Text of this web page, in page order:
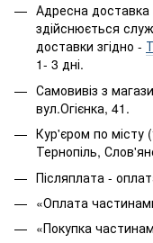
Адресна доставка
здійснюється
доставки згідно -
1- 3 дні.
Самовивіз з
вул.Огієнка, 41.
Кур'єром по місту
Тернопіль,
Післяплата -
«Оплата
«Покупка